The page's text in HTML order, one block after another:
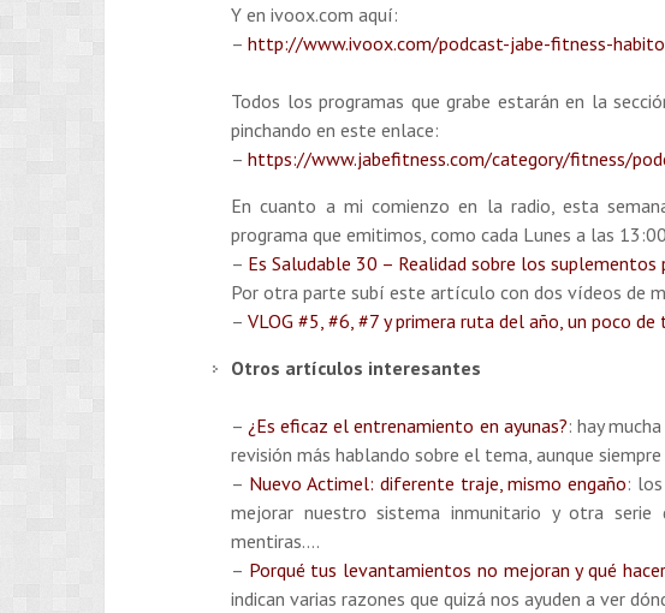
Y en ivoox.com aquí:
– http://www.ivoox.com/podcast-jabe-fitness-
Todos los programas que grabe estarán en la
pinchando en este enlace:
– https://www.jabefitness.com/category/fitness/
En cuanto a mi comienzo en la radio, esta
programa que emitimos, como cada Lunes a las
– Es Saludable 30 – Realidad sobre los suplementos
Por otra parte subí este artículo con dos vídeos de
– VLOG #5, #6, #7 y primera ruta del año, un poco de
Otros artículos interesantes
– ¿Es eficaz el entrenamiento en ayunas?: hay
revisión más hablando sobre el tema, aunque
– Nuevo Actimel: diferente traje, mismo engaño:
mejorar nuestro sistema inmunitario y otra
mentiras….
– Porqué tus levantamientos no mejoran y qué
indican varias razones que quizá nos ayuden a ver